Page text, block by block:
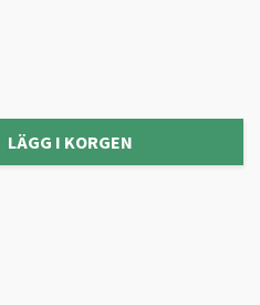
LÄGG I KORGEN